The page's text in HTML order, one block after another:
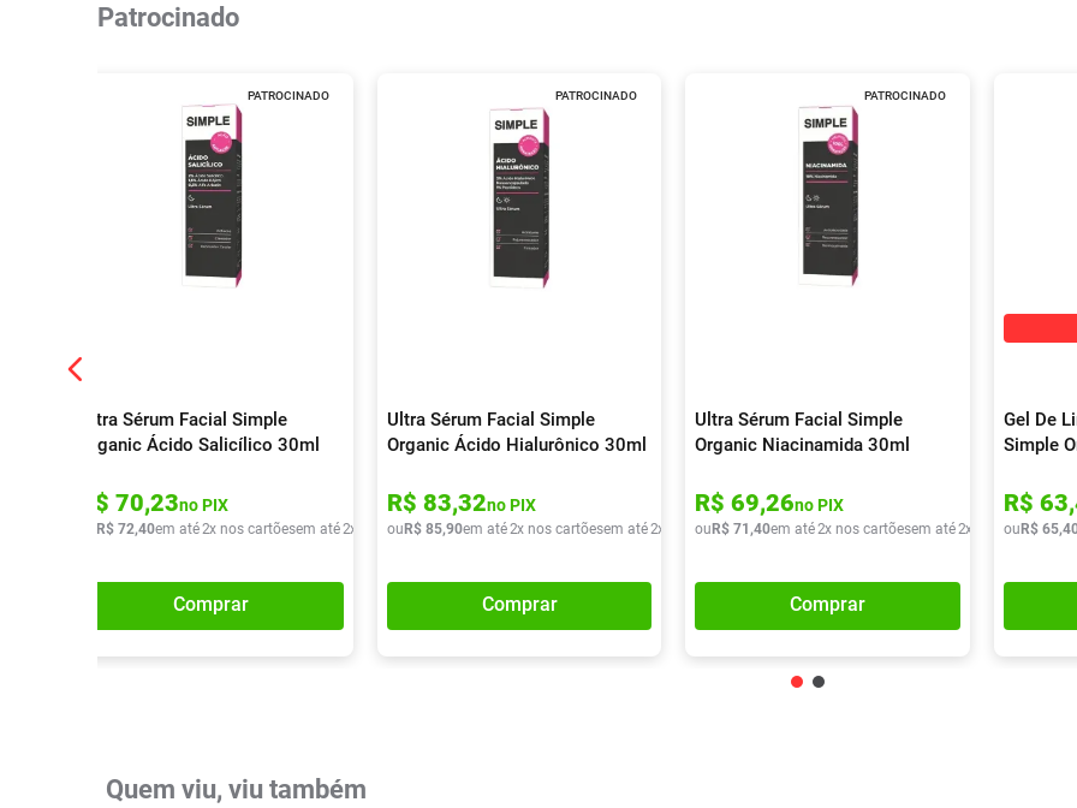
Patrocinado
PATROCINADO
Ultra Sérum Facial Simple
Organic Ácido Salicílico 30ml
R$ 70,23no PIX
R$ 72,40em até2x nos cartõesem até2x de R$ 36,20
Comprar
PATROCINADO
Ultra Sérum Facial Simple
Organic Ácido Hialurônico 30ml
R$ 83,32no PIX
ouR$ 85,90em até2x nos cartõesem até2x de R$ 42,95
Comprar
PATROCINADO
Ultra Sérum Facial Simple
Organic Niacinamida 30ml
R$ 69,26no PIX
ouR$ 71 ,40em até2x nos cartõesem até2x de R$ 35,70
Comprar
Gel De
Simple
R$ 63,
ouR$ 65,
Quem viu, viu também